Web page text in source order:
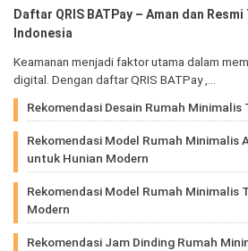
Daftar QRIS BATPay – Aman dan
Indonesia
Keamanan menjadi faktor utama dalam
digital. Dengan daftar QRIS BATPay ,…
Rekomendasi Desain Rumah Minimalis
Rekomendasi Model Rumah Minimalis
untuk Hunian Modern
Rekomendasi Model Rumah Minimalis
Modern
Rekomendasi Jam Dinding Rumah